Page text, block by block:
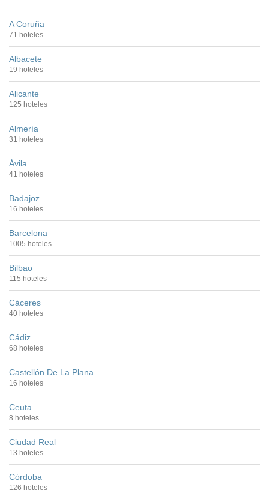
A Coruña
71 hoteles
Albacete
19 hoteles
Alicante
125 hoteles
Almería
31 hoteles
Ávila
41 hoteles
Badajoz
16 hoteles
Barcelona
1005 hoteles
Bilbao
115 hoteles
Cáceres
40 hoteles
Cádiz
68 hoteles
Castellón De La Plana
16 hoteles
Ceuta
8 hoteles
Ciudad Real
13 hoteles
Córdoba
126 hoteles